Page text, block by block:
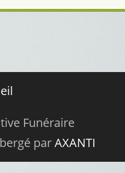
Funéraire
parAXANTI